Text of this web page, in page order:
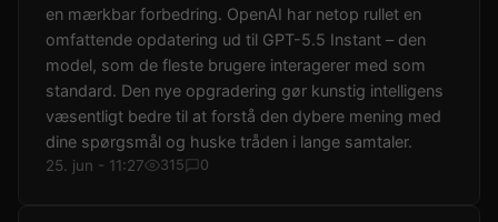
en mærkbar forbedring. OpenAI har netop rullet en
omfattende opdatering ud til GPT-5.5 Instant – den
model, som de fleste brugere interagerer med som
standard. Den nye opgradering gør kunstig intelligens
væsentligt bedre til at forstå den dybere mening med
dine spørgsmål og huske tråden i lange samtaler.
25. jun - 11:27 315 0